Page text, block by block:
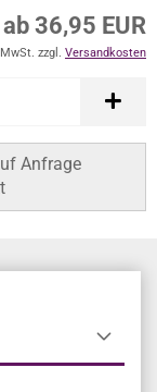
ab 36,95 EUR
zzgl. Versandkosten
Anfrage